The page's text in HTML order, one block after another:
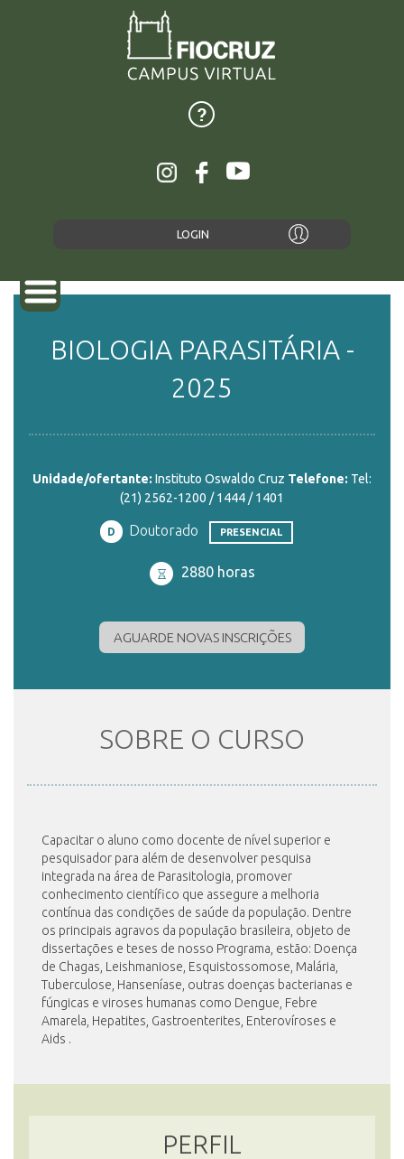
LOGIN
DOCUMENTOS
INSCRIÇÃO E SELEÇÃO
CONTATO
BIOLOGIA PARASITÁRIA -
2025
Unidade/ofertante: Instituto Oswaldo Cruz Telefone: Tel:
(21) 2562-1200 / 1444 / 1401
D Doutorado PRESENCIAL
2880 horas
AGUARDE NOVAS INSCRIÇÕES
SOBRE O CURSO
Capacitar o aluno como docente de nível superior e
pesquisador para além de desenvolver pesquisa
integrada na área de Parasitologia, promover
conhecimento científico que assegure a melhoria
contínua das condições de saúde da população. Dentre
os principais agravos da população brasileira, objeto de
dissertações e teses de nosso Programa, estão: Doença
de Chagas, Leishmaniose, Esquistossomose, Malária,
Tuberculose, Hanseníase, outras doenças bacterianas e
fúngicas e viroses humanas como Dengue, Febre
Amarela, Hepatites, Gastroenterites, Enterovíroses e
Aids .
PERFIL